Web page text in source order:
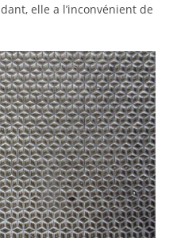
elle a l’inconvénient de